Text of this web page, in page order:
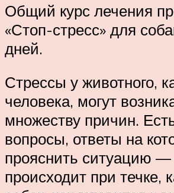
Общий курс лечения
«Стоп-стресс» для
дней.
Стрессы у животного,
человека, могут
множеству причин.
вопросы, ответы на
прояснить ситуацию —
происходит при течке,